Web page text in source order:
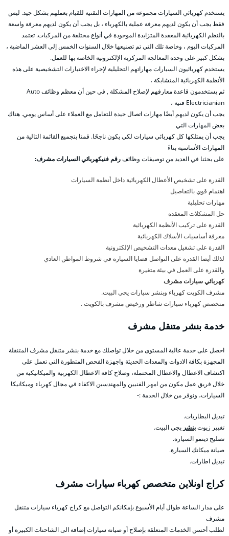
يستخدم كهربائي السيارات مجموعة من المهارات التقنية للقيام بعملهم بشكل جيد. ليس
فقط يجب أن يكون لديهم معرفة عملية بالكهرباء ، بل يجب أن يكون لديهم معرفة واسعة
بالنظم الكهربائية المعقدة المتزايدة الموجودة في أنواع مختلفة من المركبات. تعتمد
المركبات اليوم ، وخاصة تلك التي تم تصنيعها خلال السنوات الخمس إلى العشر الماضية ،
بشكل كبير على وحدة المعالجة المركزية الإلكترونية الخاصة بها للعمل.
يستخدم كهربائيون السيارات مهاراتهم التحليلية لإجراء الاختبارات التشخيصية على هذه
الأنظمة الكهربائية المتشابكة ،
ثم يستخدمون قاعدة معارفهم لإصلاح المشكلة , في حين أن معظم وظائف Auto
Electricianian فنية ،
يجب أن يكون لديهم أيضًا مهارات اتصال جيدة للتعامل مع العملاء على أساس يومي. هناك
بعض المهارات التي
يجب أن يمتلكها كل كهربائي سيارات لكي يكون ناجحًا. قمنا بتجميع القائمة التالية من
المهارات الأساسية بناءً
على بحثنا في العديد من توصيفات وظائفرقم فنيكهربائي السيارات مشرف:
القدرة على تشخيص الأعطال الكهربائية داخل أنظمة السيارات
اهتمام قوي بالتفاصيل
مهارات تحليلية
حل المشكلات المعقدة
القدرة على تركيب الأنظمة الكهربائية
معرفة أساسيات الأسلاك الكهربائية
القدرة على تشغيل معدات التشخيص الإلكترونية
لذلك أيضا القدرة على التواصل قضايا السيارة في شروط المواطن العادي
والقدرة على العمل في بيئة متغيرة
كهربائي سيارات مشرف
مشرف الكويت كهرباء وبنشر سيارات يجي البيت.
متخصص كهرباء سيارات شاطر ورخيص مشرف بالكويت .
خدمة بنشر متنقل مشرف
احصل على خدمة عالية المستوى من خلال تواصلك مع خدمة بنشر متنقل مشرف المتنقلة
المجهزة بكافة الادوات والمعدات الحديثة واجهزة الفحص المتطورة التي تعمل على
اكتشاف الاعطال والاعطال المحتملة، وصلاح كافة الاعطال الكهربية والميكانيكية من
خلال فريق عمل مكون من امهر الفنيين والمهندسين الاكفاء في مجال كهرباء وميكانيكا
السيارات، ونوفر من خلال الخدمة :-
تبديل البطاريات.
تغيير زيوتبنشر يجي البيت.
تصليح دينمو السيارة.
صيانة ميكانك السيارة.
تبديل اطارات.
كراج اونلاين متخصص كهرباء سيارات مشرف
على مدار الساعة طوال أيام الأسبوع بإمكانكم التواصل مع كراج كهرباء سيارات متنقل
مشرف
لطلب أحسن الخدمات المتعلقة بإصلاح أو صيانة سيارات إضافة الى الشاحنات الكبيرة أو